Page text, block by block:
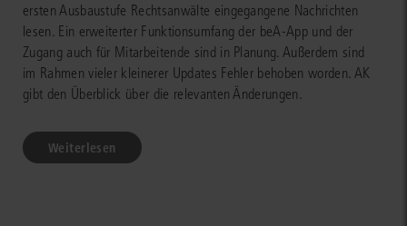
ersten Ausbaustufe Rechtsanwälte eingegangene Nachrichten
lesen. Ein erweiterter Funktionsumfang der beA-App und der
Zugang auch für Mitarbeitende sind in Planung. Außerdem sind
im Rahmen vieler kleinerer Updates Fehler behoben worden. AK
gibt den Überblick über die relevanten Änderungen.
Weiterlesen